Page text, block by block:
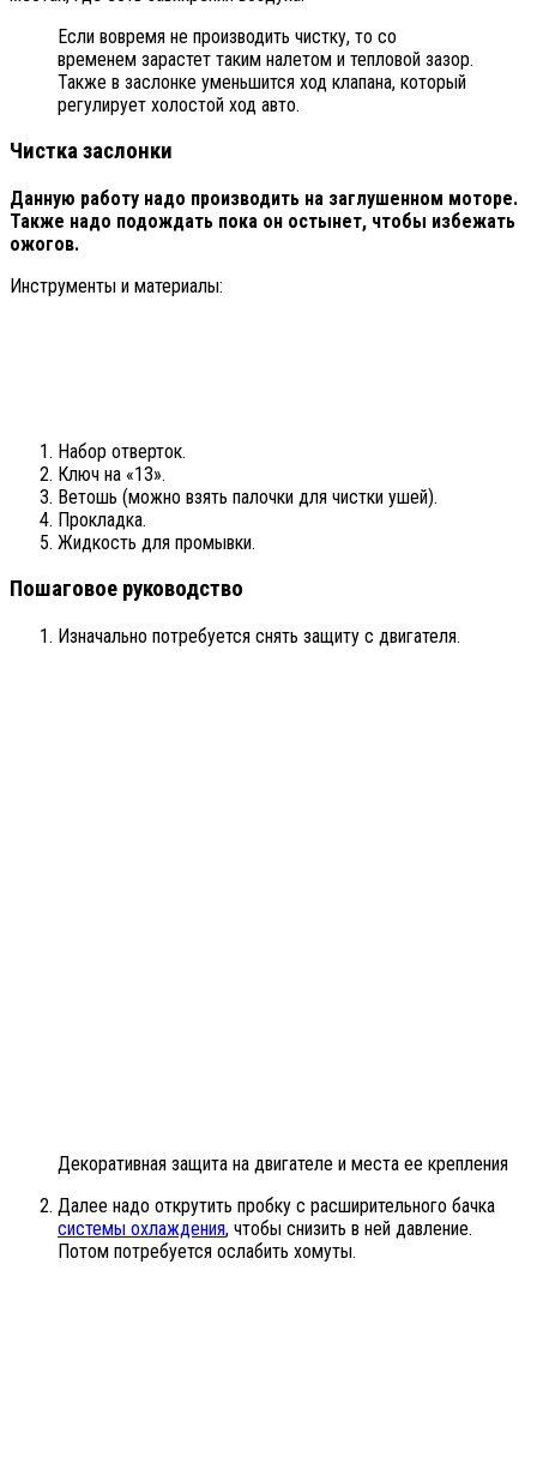
Если вовремя не производить чистку, то со
временем зарастет таким налетом и тепловой зазор.
Также в заслонке уменьшится ход клапана, который
регулирует холостой ход авто.
Чистка заслонки
Данную работу надо производить на заглушенном моторе.
Также надо подождать пока он остынет, чтобы избежать
ожогов.
Инструменты и материалы:
Набор отверток.
Ключ на «13».
Ветошь (можно взять палочки для чистки ушей).
Прокладка.
Жидкость для промывки.
Пошаговое руководство
Изначально потребуется снять защиту с двигателя.
Декоративная защита на двигателе и места ее крепления
Далее надо открутить пробку с расширительного бачка
системы охлаждения, чтобы снизить в ней давление.
Потом потребуется ослабить хомуты.